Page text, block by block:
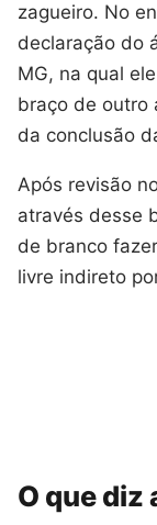
zagueiro. No
declaração do
MG, na qual
braço de outro
da conclusão
Após revisão
através desse
de branco
livre indireto
O que diz